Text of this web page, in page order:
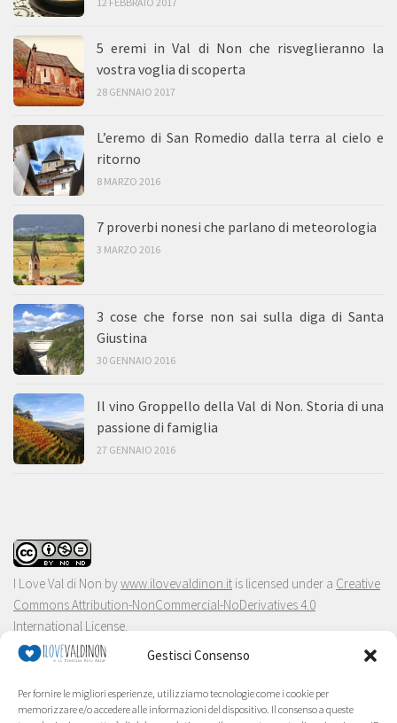
Gestisci Consenso
Per fornire le migliori esperienze, utilizziamo tecnologie come i cookie per
memorizzare e/o accedere alle informazioni del dispositivo. Il consenso a queste
5 eremi in Val di Non che risveglieranno la
vostra voglia di scoperta
28 GENNAIO 2017
L’eremo di San Romedio dalla terra al cielo e
ritorno
8 MARZO 2016
7 proverbi nonesi che parlano di meteorologia
3 MARZO 2016
3 cose che forse non sai sulla diga di Santa
Giustina
30 GENNAIO 2016
Il vino Groppello della Val di Non. Storia di una
passione di famiglia
27 GENNAIO 2016
I Love Val di Non bywww.ilovevaldinon.it is licensed under a Creative
Commons Attribution-NonCommercial-NoDerivatives 4.0
International License